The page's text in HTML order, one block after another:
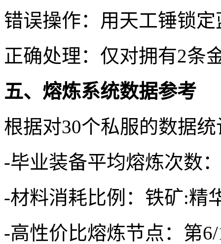
错误操作：用天工锤锁
正确处理：仅对拥有2条
五、熔炼系统数据参考
根据对30个私服的数据
-毕业装备平均熔炼次数
-材料消耗比例：铁矿:精
-高性价比熔炼节点：第